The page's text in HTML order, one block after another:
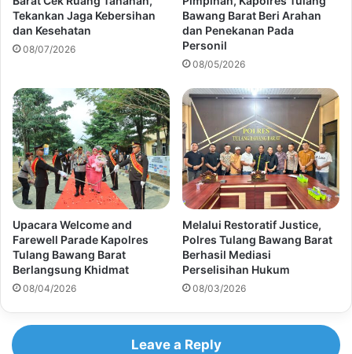
Tekankan Jaga Kebersihan
dan Kesehatan
08/07/2026
Bawang Barat Beri Arahan
dan Penekanan Pada
Personil
08/05/2026
Upacara Welcome and
Farewell Parade Kapolres
Tulang Bawang Barat
Berlangsung Khidmat
08/04/2026
Melalui Restoratif Justice,
Polres Tulang Bawang Barat
Berhasil Mediasi
Perselisihan Hukum
08/03/2026
Leave a Reply